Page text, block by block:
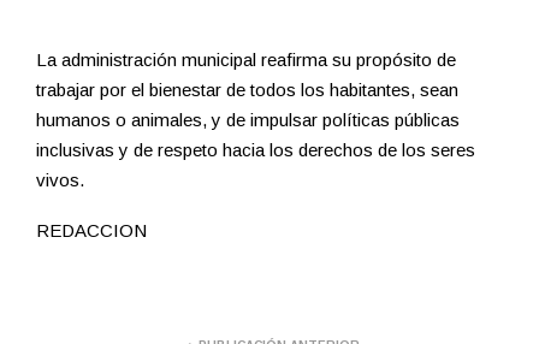
La administración municipal reafirma su propósito de
trabajar por el bienestar de todos los habitantes, sean
humanos o animales, y de impulsar políticas públicas
inclusivas y de respeto hacia los derechos de los seres
vivos.
REDACCION